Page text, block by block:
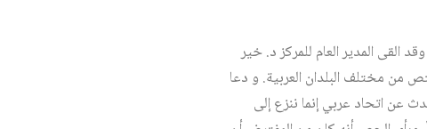
القى المدير العام للمركز د. خير
كلمة للرئيس سليم الحص، بحضور ومشاركة نحو 100 باحث مختص من مختلف البلدان العربية. و دعا
عن اتحاد عربي إنما ننزع إلى